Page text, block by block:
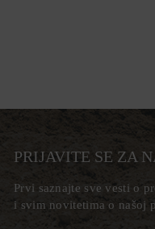
PRIJAVITE SE ZA
Prvi saznajte sve vesti o
i svim novitetima o našoj